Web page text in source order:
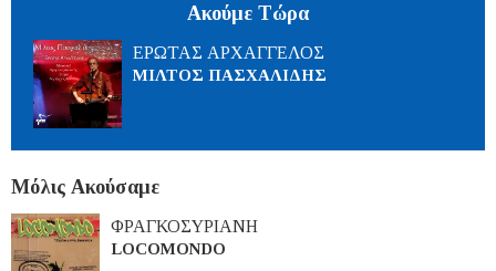
Ακούμε Τώρα
ΕΡΩΤΑΣ ΑΡΧΑΓΓΕΛΟΣ
ΜΙΛΤΟΣ ΠΑΣΧΑΛΙΔΗΣ
Μόλις Ακούσαμε
ΦΡΑΓΚΟΣΥΡΙΑΝΗ
LOCOMONDO